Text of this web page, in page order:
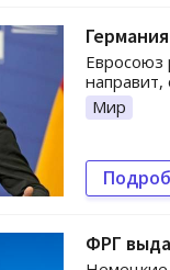
Евросоюз
направит,
Мир
ФРГ